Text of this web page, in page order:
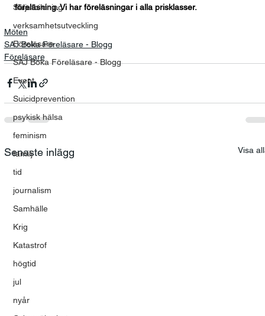
Säljutbildning
verksamhetsutveckling
Föreläsare
SAJ Boka Föreläsare - Blogg
Event
Suicidprevention
psykisk hälsa
feminism
familj
tid
journalism
Samhälle
Krig
Katastrof
högtid
jul
nyår
föreläsning. Vi har föreläsningar i alla prisklasser.
Möten
SAJ Boka Föreläsare - Blogg
Föreläsare
Senaste inlägg Visa